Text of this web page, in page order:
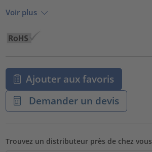
Voir plus
Ajouter aux favoris
Demander un devis
Trouvez un distributeur près de chez vous